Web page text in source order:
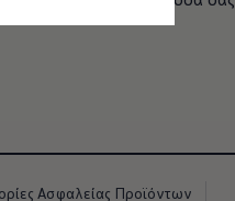
Ασφαλείας Προϊόντων